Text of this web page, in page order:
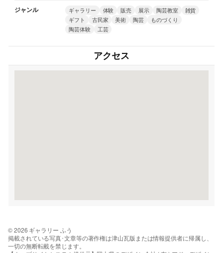
ジャンル ギャラリー 体験 販売 展示 陶芸教室
雑貨
ギフト
古民家 美術 陶芸
ものづくり
陶芸体験
工芸
アクセス
© 2026 ギャラリー ふう
掲載されている写真･文章等の著作権は津山瓦版または情報提供者に帰属し、
一切の無断転載を禁じます。